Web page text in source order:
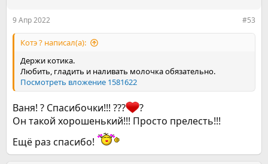
9 Апр 2022 #53
Котэ ? написал(а):
Держи котика.
Любить, гладить и наливать молочка обязательно.
Посмотреть вложение 1581622
Ваня! ? Спасибочки!!! ???
?
Он такой хорошенький!!! Просто прелесть!!!
Ещё раз спасибо!